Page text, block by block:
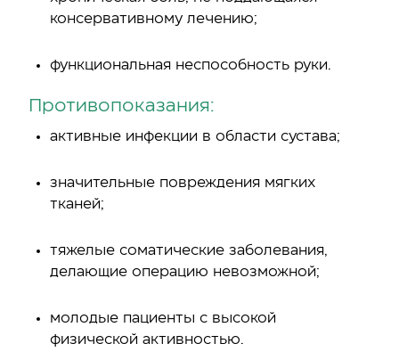
консервативному лечению;
функциональная неспособность руки.
Противопоказания:
активные инфекции в области сустава;
значительные повреждения мягких
тканей;
тяжелые соматические заболевания,
делающие операцию невозможной;
молодые пациенты с высокой
физической активностью.